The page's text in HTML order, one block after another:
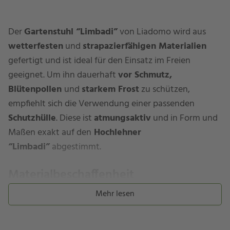
DerGartenstuhl “Limbadi”von Liadomo wird aus
wetterfestenund strapazierfähigen Materialien
gefertigt und ist ideal für den Einsatz im Freien
geeignet. Um ihn dauerhaftvor Schmutz,
Blütenpollen und starkem Frostzu schützen,
empfiehlt sich die Verwendung einer passenden
Schutzhülle. Diese ist atmungsaktivund in Form und
Maßen exakt auf den Hochlehner
“Limbadi”abgestimmt.
Die Schutzhülle ist in zwei Varianten erhältlich –
Mehr lesen